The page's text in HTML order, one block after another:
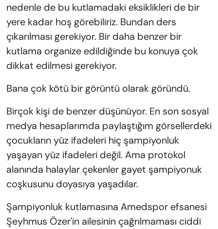
nedenle de bu kutlamadaki eksiklikleri de bir
yere kadar hoş görebiliriz. Bundan ders
çıkarılması gerekiyor. Bir daha benzer bir
kutlama organize edildiğinde bu konuya çok
dikkat edilmesi gerekiyor.
Bana çok kötü bir görüntü olarak göründü.
Birçok kişi de benzer düşünüyor. En son sosyal
medya hesaplarımda paylaştığım görsellerdeki
çocukların yüz ifadeleri hiç şampiyonluk
yaşayan yüz ifadeleri değil. Ama protokol
alanında halaylar çekenler gayet şampiyonuk
coşkusunu doyasıya yaşadılar.
Şampiyonluk kutlamasına Amedspor efsanesi
Şeyhmus Özer'in ailesinin çağrılmaması ciddi